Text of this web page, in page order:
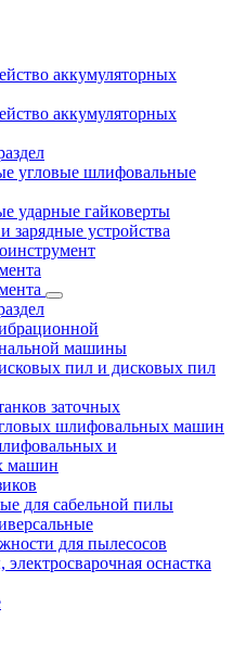
аккумуляторных
аккумуляторных
угловые шлифовальные
ударные гайковерты
зарядные устройства
машины
пил и дисковых пил
заточных
шлифовальных машин
и
машин
для сабельной пилы
для пылесосов
оснастка